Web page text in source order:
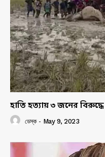
হাতি হত্যায় ৩ জনের
ডেস্ক - May 9, 2023